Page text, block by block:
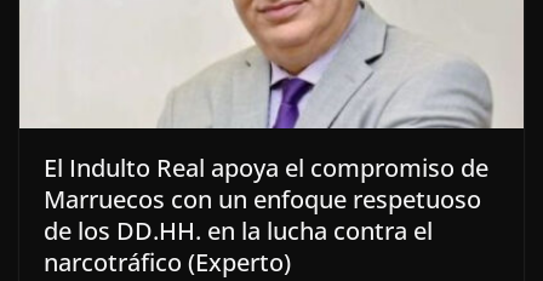
El Indulto Real apoya el compromiso de
Marruecos con un enfoque respetuoso
de los DD.HH. en la lucha contra el
narcotráfico (Experto)